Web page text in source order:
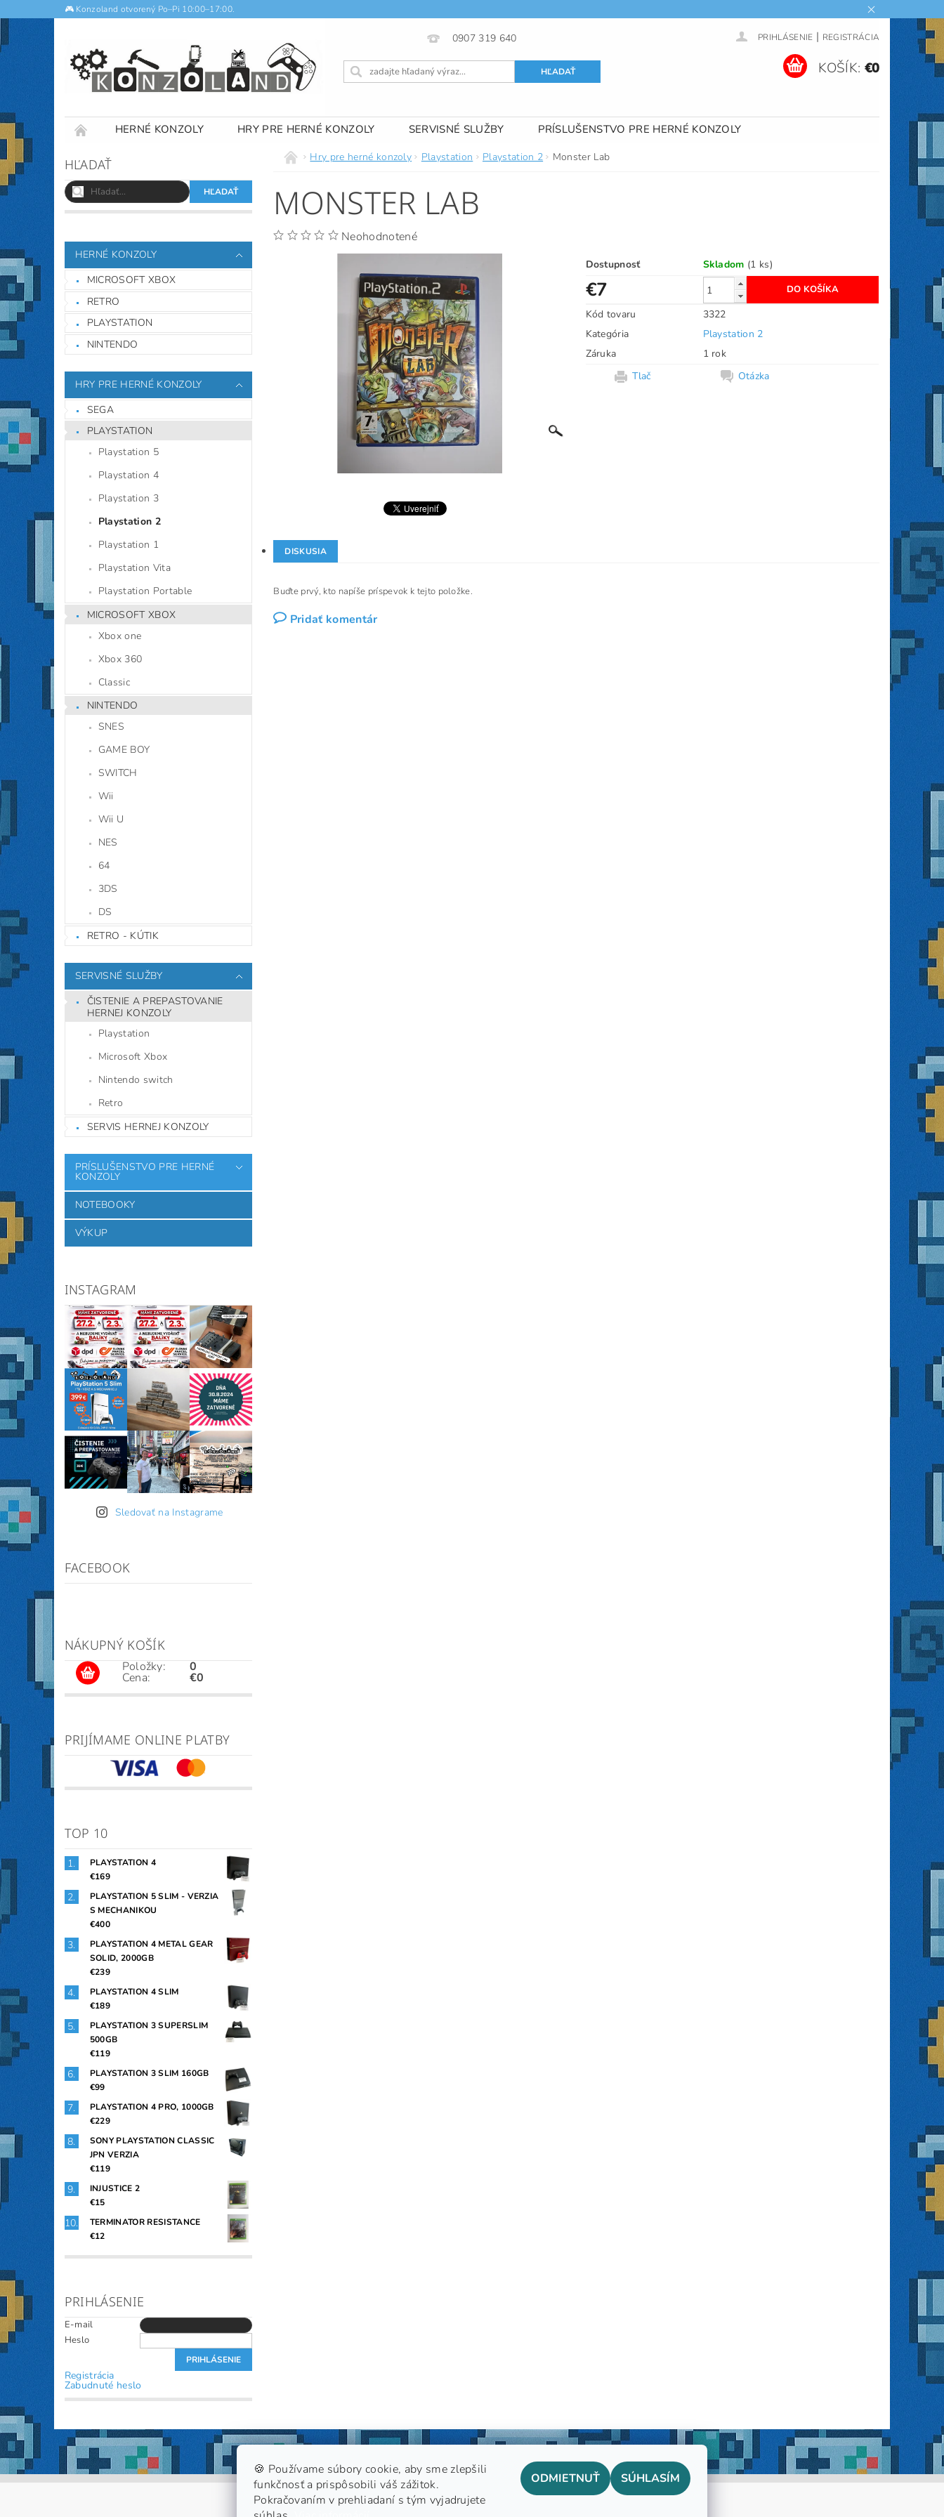
🎮 Konzoland otvorený Po–Pi 10:00–17:00.
0907 319 640 PRIHLÁSENIE | REGISTRÁCIA
KOŠÍK: €0
HERNÉ KONZOLY HRY PRE HERNÉ KONZOLY SERVISNÉ SLUŽBY
PRÍSLUŠENSTVO PRE HERNÉ KONZOLY
NOTEBOOKY
OBCHODNÉ PODMIENKY KONTAKTY
HĽADAŤ
HERNÉ KONZOLY
MICROSOFT XBOX
RETRO
PLAYSTATION
NINTENDO
HRY PRE HERNÉ KONZOLY
SEGA
PLAYSTATION
Playstation 5
Playstation 4
Playstation 3
Playstation 2
Playstation 1
Playstation Vita
Playstation Portable
MICROSOFT XBOX
Xbox one
Xbox 360
Classic
NINTENDO
SNES
GAME BOY
SWITCH
Wii
Wii U
NES
64
3DS
DS
RETRO - KÚTIK
SERVISNÉ SLUŽBY
ČISTENIE A PREPASTOVANIE
HERNEJ KONZOLY
Playstation
Microsoft Xbox
Nintendo switch
Retro
SERVIS HERNEJ KONZOLY
PRÍSLUŠENSTVO PRE HERNÉ
KONZOLY
NOTEBOOKY
VÝKUP
INSTAGRAM
Sledovať na Instagrame
FACEBOOK
NÁKUPNÝ KOŠÍK
Položky:
Cena:
0
€0
PRIJÍMAME ONLINE PLATBY
TOP 10
PLAYSTATION 4
€169
PLAYSTATION 5 SLIM - VERZIA
S MECHANIKOU
€400
PLAYSTATION 4 METAL GEAR
SOLID, 2000GB
€239
PLAYSTATION 4 SLIM
€189
PLAYSTATION 3 SUPERSLIM
500GB
€119
PLAYSTATION 3 SLIM 160GB
€99
PLAYSTATION 4 PRO, 1000GB
€229
SONY PLAYSTATION CLASSIC
JPN VERZIA
€119
INJUSTICE 2
€15
TERMINATOR RESISTANCE
€12
PRIHLÁSENIE
E-mail
Heslo
Registrácia
Zabudnuté heslo
Hry pre herné konzoly Playstation Playstation 2 Monster Lab
MONSTER LAB
Neohodnotené
Dostupnosť Skladom (1 ks)
€7
Kód tovaru
3322
Kategória
Playstation 2
Záruka
1 rok
Tlač
Otázka
DISKUSIA
Buďte prvý, kto napíše príspevok k tejto položke.
Pridať komentár
GDPR
🍪 Používame súbory cookie, aby sme zlepšili
funkčnosť a prispôsobili váš zážitok.
Pokračovaním v prehliadaní s tým vyjadrujete
ODMIETNUŤ SÚHLASÍM